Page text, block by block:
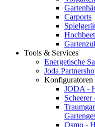
Carports
Tools & Services
Energetische
Joda
Konfiguratoren
JODA -
Osmo -